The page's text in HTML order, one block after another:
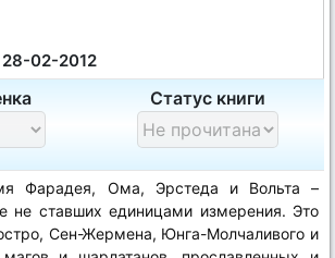
28-02-2012
Статус книги
Фарадея, Ома, Эрстеда и Вольта –
не ставших единицами измерения. Это
Сен-Жермена, Юнга-Молчаливого и